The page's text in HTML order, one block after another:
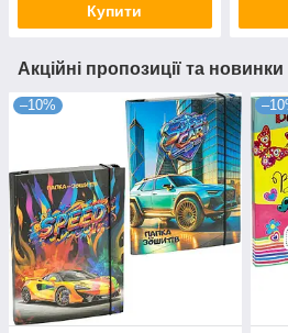
Купити
Акційні пропозиції та новинки
–10%